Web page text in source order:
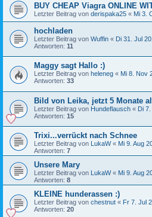
BUY CHEAP Viagra ONLINE
Letzter Beitrag von derispaka25 « Mi 3.
hochladen
Letzter Beitrag von Wuffin « Di 31. Jul
Antworten: 11
Maggy sagt Hallo :)
Letzter Beitrag von heleneg « Mi 8. Nov
Antworten: 33
Bild von Leika, jetzt 5 Monate
Letzter Beitrag von Hundeflausch « Di
Antworten: 15
Trixi...verrückt nach Schnee
Letzter Beitrag von LukaW« Mi 9. Aug
Antworten: 7
Unsere Mary
Letzter Beitrag von LukaW« Mi 9. Aug
Antworten: 8
KLEINE hunderassen :)
Letzter Beitrag von chestnut « Fr 7. Jul
Antworten: 20